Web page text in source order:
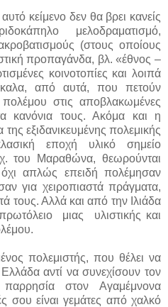
κείμενο δεν θα βρει κανείς
μελοδραματισμό,
(στους οποίους
προπαγάνδα, βλ. «έθνος –
κοινοτοπίες και λοιπά
από αυτά, που πετούν
στις αποβλακωμένες
κανόνια τους. Ακόμα και η
εξιδανικευμένης πολεμικής
εποχή υλικό σημείο
του Μαραθώνα, θεωρούνται
απλώς επειδή πολέμησαν
για χειροπιαστά πράγματα,
τους. Αλλά και από την Ιλιάδα
μιας υλιστικής και
πολεμιστής, που θέλει να
αντί να συνεχίσουν τον
στον Αγαμέμνονα
σου είναι γεμάτες από χαλκό